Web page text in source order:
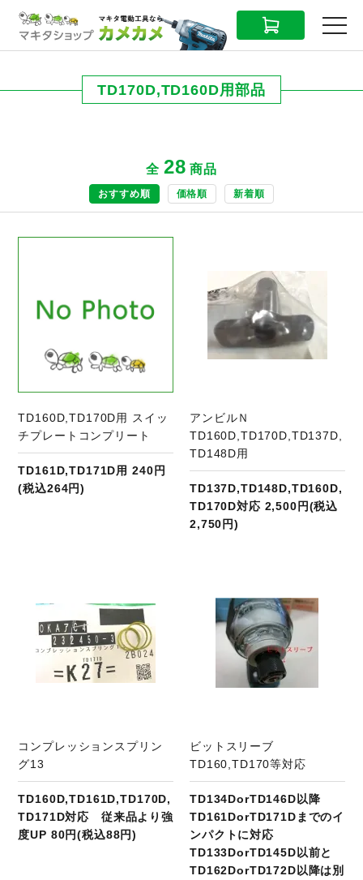
CART MENU
TD170D,TD160D用部品
全 28 商品
おすすめ順 価格順 新着順
TD160D,TD170D用 スイッ
チプレートコンプリート
TD161D,TD171D用 240円
(税込264円)
アンビルＮ
TD160D,TD170D,TD137D,
TD148D用
TD137D,TD148D,TD160D,
TD170D対応 2,500円(税込
2,750円)
コンプレッションスプリン
グ13
TD160D,TD161D,TD170D,
TD171D対応 従来品より強
度UP 80円(税込88円)
ビットスリーブ
TD160,TD170等対応
TD134DorTD146D以降
TD161DorTD171Dまでのイ
ンパクトに対応
TD133DorTD145D以前と
TD162DorTD172D以降は別